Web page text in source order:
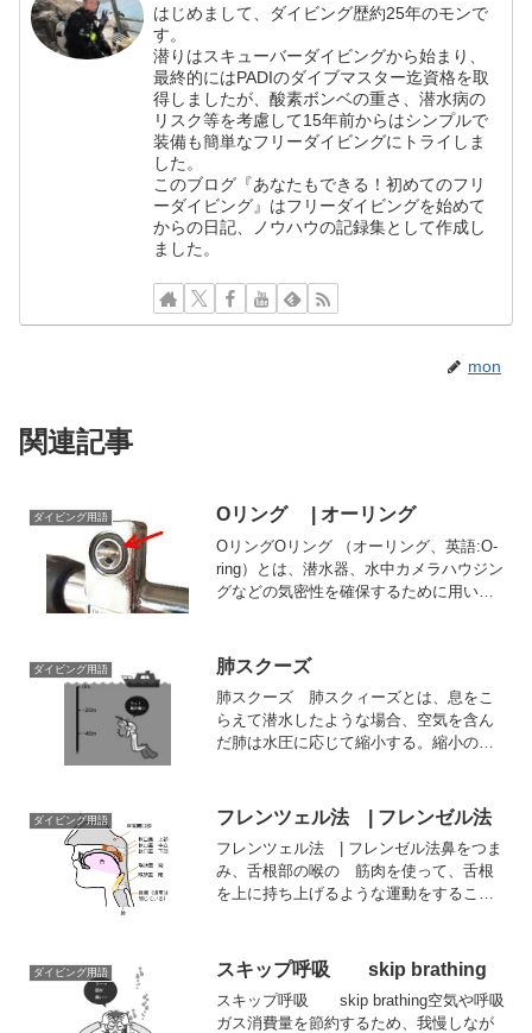
はじめまして、ダイビング歴約25年のモンで
す。
潜りはスキューバーダイビングから始まり、
最終的にはPADIのダイブマスター迄資格を取
得しましたが、酸素ボンベの重さ、潜水病の
リスク等を考慮して15年前からはシンプルで
装備も簡単なフリーダイビングにトライしま
した。
このブログ『あなたもできる！初めてのフリ
ーダイビング』はフリーダイビングを始めて
からの日記、ノウハウの記録集として作成し
ました。
mon
関連記事
ダイビング用語 Oリング | オーリング
OリングOリング （オーリング、英語:O-
ring）とは、潜水器、水中カメラハウジン
グなどの気密性を確保するために用いら
スクイーズパッキンの一種。材質にはゴ
ムが使用され...
ダイビング用語 肺スクーズ
肺スクーズ 肺スクィーズとは、息をこ
らえて潜水したような場合、空気を含ん
だ肺は水圧に応じて縮小する。縮小の限
う。 このスクィーズのため、30m以上
は息こらえでは潜降できない...
ダイビング用語 フレンツェル法 | フレンゼル法
フレンツェル法 | フレンゼル法鼻をつま
み、舌根部の喉の 筋肉を使って、舌根
を上に持ち上げるような運動をすること
法。 他にあくびをするときのような喉
の筋肉の動きや、ア...
ダイビング用語 スキップ呼吸 skip brathing
スキップ呼吸 skip brathing空気や呼吸
ガス消費量を節約するため、我慢しなが